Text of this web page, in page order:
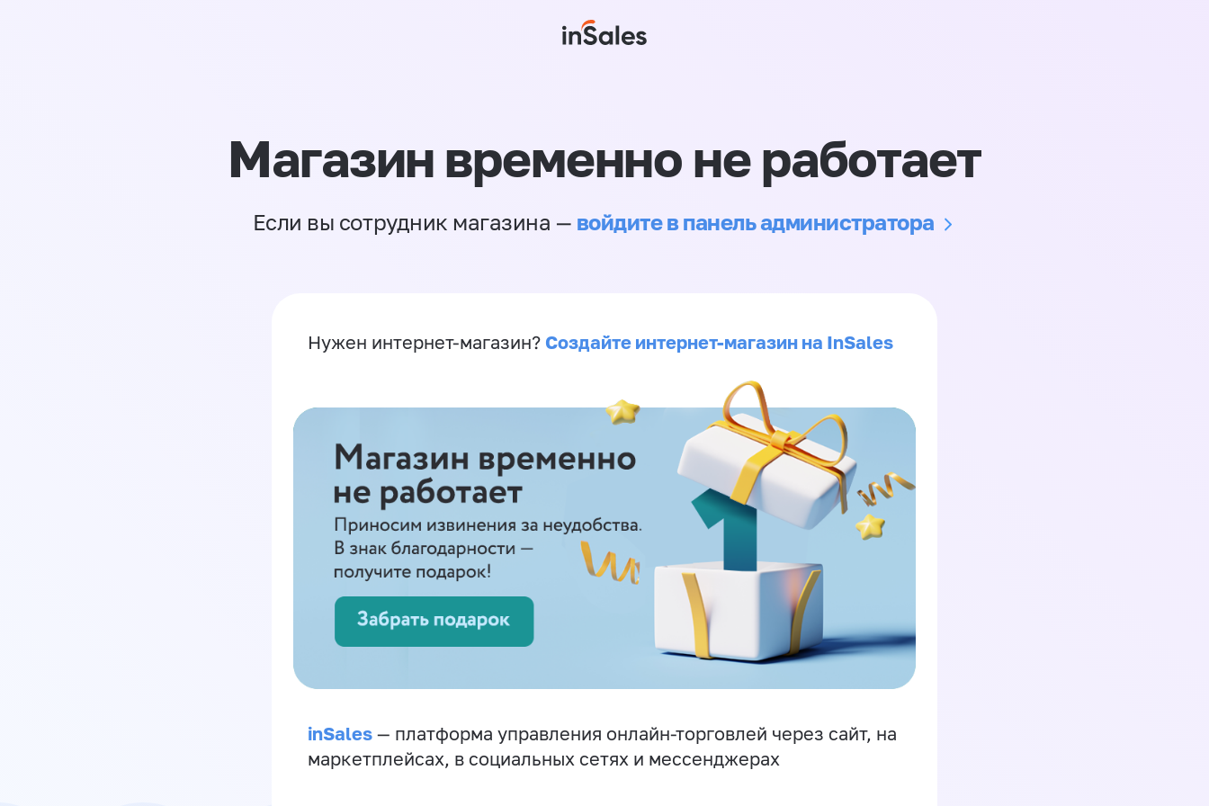
Магазин временно не работает
Если вы сотрудник магазина — войдите в панель администратора
Нужен интернет-магазин? Создайте интернет-магазин на InSales
inSales — платформа управления онлайн-торговлей через сайт, на
маркетплейсах, в социальных сетях и мессенджерах